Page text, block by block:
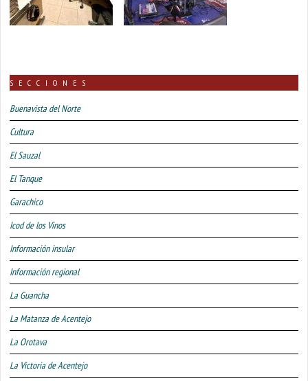
SECCIONES
Buenavista del Norte
Cultura
El Sauzal
El Tanque
Garachico
Icod de los Vinos
Información insular
Información regional
La Guancha
La Matanza de Acentejo
La Orotava
La Victoria de Acentejo